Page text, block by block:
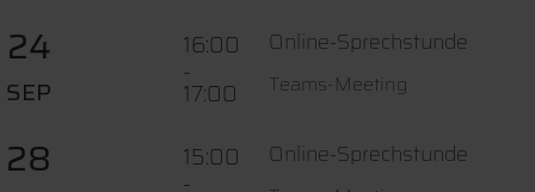
24
SEP
16:00
-
17:00
Online-Sprechstunde
Teams-Meeting
28 15:00
-
Online-Sprechstunde